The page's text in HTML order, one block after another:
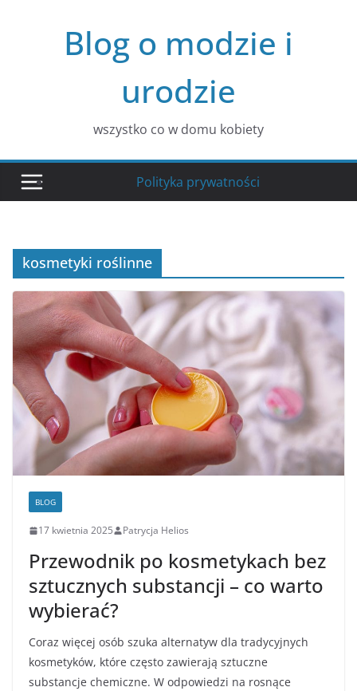
Blog o modzie i
urodzie
wszystko co w domu kobiety
Polityka prywatności
kosmetyki roślinne
BLOG
17 kwietnia 2025 Patrycja Helios
Przewodnik po kosmetykach bez
sztucznych substancji – co warto
wybierać?
Coraz więcej osób szuka alternatyw dla tradycyjnych
kosmetyków, które często zawierają sztuczne
substancje chemiczne. W odpowiedzi na rosnące